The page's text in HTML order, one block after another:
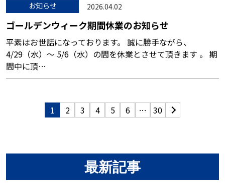
お知らせ 2026.04.02
ゴールデンウィーク期間休業のお知らせ
平素はお世話になっております。 誠に勝手ながら、
4/29（水）～ 5/6（水）の間を休業とさせて頂きます 。 期
間中に頂…
1 2 3 4 5 6 … 30
最新記事